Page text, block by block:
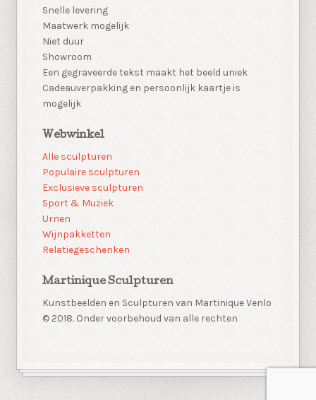
Snelle levering
Maatwerk mogelijk
Niet duur
Showroom
Een gegraveerde tekst maakt het beeld uniek
Cadeauverpakking en persoonlijk kaartje is
mogelijk
Webwinkel
Alle sculpturen
Populaire sculpturen
Exclusieve sculpturen
Sport & Muziek
Urnen
Wijnpakketten
Relatiegeschenken
Martinique Sculpturen
Kunstbeelden en Sculpturen van Martinique Venlo
© 2018. Onder voorbehoud van alle rechten